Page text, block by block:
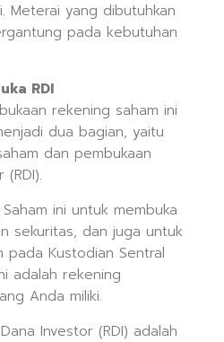
Meterai yang dibutuhkan
pada kebutuhan
RDI
rekening saham ini
dua bagian, yaitu
dan pembukaan
Saham ini untuk membuka
sekuritas, dan juga untuk
pada Kustodian Sentral
adalah rekening
Anda miliki.
Investor (RDI) adalah